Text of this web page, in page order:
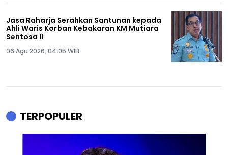
Jasa Raharja Serahkan Santunan kepada
Ahli Waris Korban Kebakaran KM Mutiara
Sentosa II
06 Agu 2026, 04:05 WIB
TERPOPULER